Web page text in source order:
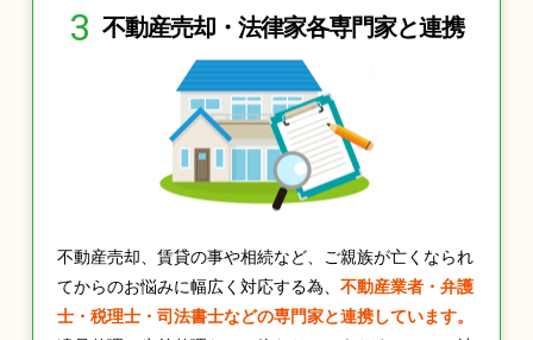
3 不動産売却・法律家各専門家と連携
不動産売却、賃貸の事や相続など、ご親族が亡くなられ
てからのお悩みに幅広く対応する為、 不動産業者・弁護
士・税理士・司法書士などの専門家と連携しています。